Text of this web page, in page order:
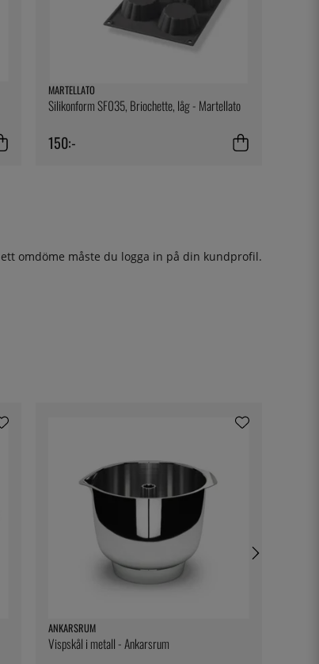
MARTELLATO
Silikonform SF035, Briochette, låg - Martellato
150:-
omdöme måste du logga in på din kundprofil.
ANKARSRUM
Vispskål i metall - Ankarsrum